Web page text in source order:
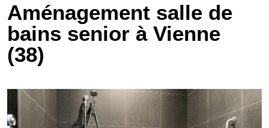
Aménagement salle de
bains senior à Vienne
(38)